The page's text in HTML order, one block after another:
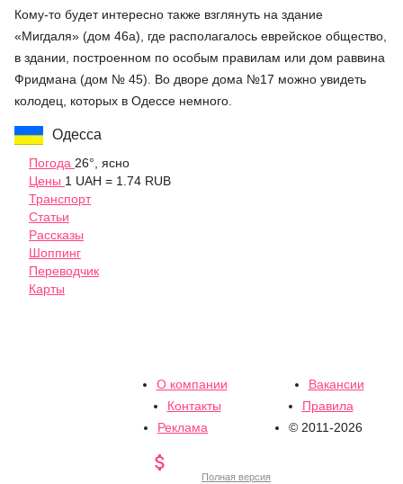
Кому-то будет интересно также взглянуть на здание
«Мигдаля» (дом 46а), где располагалось еврейское общество,
в здании, построенном по особым правилам или дом раввина
Фридмана (дом № 45). Во дворе дома №17 можно увидеть
колодец, которых в Одессе немного.
Одесса
Погода 26°, ясно
Цены 1 UAH = 1.74 RUB
Транспорт
Статьи
Рассказы
Шоппинг
Переводчик
Карты
О компании
Вакансии
Контакты
Правила
Реклама
© 2011-2026

Полная версия